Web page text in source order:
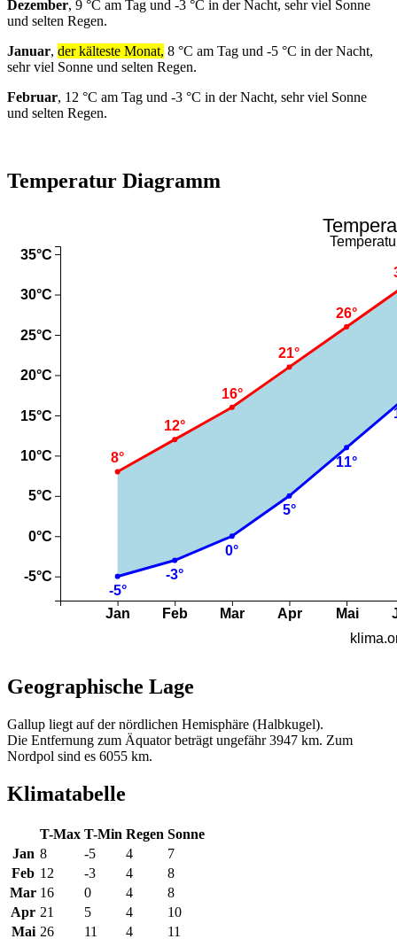
Dezember, 9 °C am Tag und -3 °C in der Nacht, sehr viel Sonne
und selten Regen.
Januar, der kälteste Monat, 8 °C am Tag und -5 °C in der Nacht,
sehr viel Sonne und selten Regen.
Februar, 12 °C am Tag und -3 °C in der Nacht, sehr viel Sonne
und selten Regen.
Temperatur Diagramm
Geographische Lage
Gallup liegt auf der nördlichen Hemisphäre (Halbkugel).
Die Entfernung zum Äquator beträgt ungefähr 3947 km. Zum
Nordpol sind es 6055 km.
Klimatabelle
T-Max T-Min Regen Sonne
Jan 8 -5 4
7
Feb 12 -3 4
8
Mar 16 0 4
8
Apr 21 5 4
10
Mai 26 11 4 11